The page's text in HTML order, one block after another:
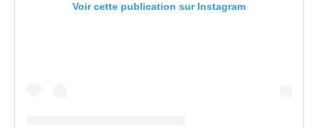
Voir cette publication sur Instagram